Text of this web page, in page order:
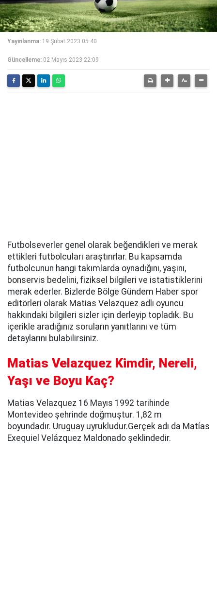
Yayınlanma: 19 Şubat 2023 05:40
Güncelleme: 02 Mayıs 2023 22:09
Futbolseverler genel olarak beğendikleri ve merak
ettikleri futbolcuları araştırırlar. Bu kapsamda
futbolcunun hangi takımlarda oynadığını, yaşını,
bonservis bedelini, fiziksel bilgileri ve istatistiklerini
merak ederler. Bizlerde Bölge Gündem Haber spor
editörleri olarak Matias Velazquez adlı oyuncu
hakkındaki bilgileri sizler için derleyip topladık. Bu
içerikle aradığınız soruların yanıtlarını ve tüm
detaylarını bulabilirsiniz.
Matias Velazquez Kimdir, Nereli,
Yaşı ve Boyu Kaç?
Matias Velazquez 16 Mayıs 1992 tarihinde
Montevideo şehrinde doğmuştur. 1,82 m
boyundadır. Uruguay uyrukludur.Gerçek adı da Matías
Exequiel Velázquez Maldonado şeklindedir.